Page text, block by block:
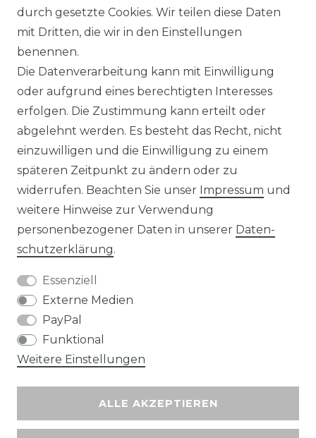
IMPRESSUM
KONTAKT
Unsere Zahlungsmöglichkeiten
Wir versenden mit
durch gesetzte Cookies. Wir teilen diese Daten
mit Dritten, die wir in den Einstellungen
benennen.
Die Datenverarbeitung kann mit Einwilligung
oder aufgrund eines berechtigten Interesses
erfolgen. Die Zustimmung kann erteilt oder
abgelehnt werden. Es besteht das Recht, nicht
einzuwilligen und die Einwilligung zu einem
späteren Zeitpunkt zu ändern oder zu
widerrufen. Beachten Sie unser Impressum und
weitere Hinweise zur Verwendung
personenbezogener Daten in unserer Daten­
schutz­erklärung.
Essenziell
Externe Medien
PayPal
Funktional
Weitere Einstellungen
ALLE AKZEPTIEREN